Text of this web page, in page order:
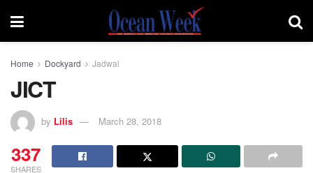
Home Dockyard Jadwal
JICT
by Lilis March 28, 2018
337
SHARES